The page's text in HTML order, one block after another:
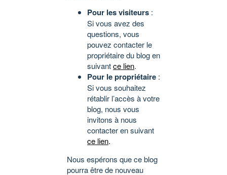
Pour les visiteurs :
Si vous avez des
questions, vous
pouvez contacter le
propriétaire du blog en
suivantce lien.
Pour le propriétaire :
Si vous souhaitez
rétablir l’accès à votre
blog, nous vous
invitons à nous
contacter en suivant
ce lien.
Nous espérons que ce blog
pourra être de nouveau